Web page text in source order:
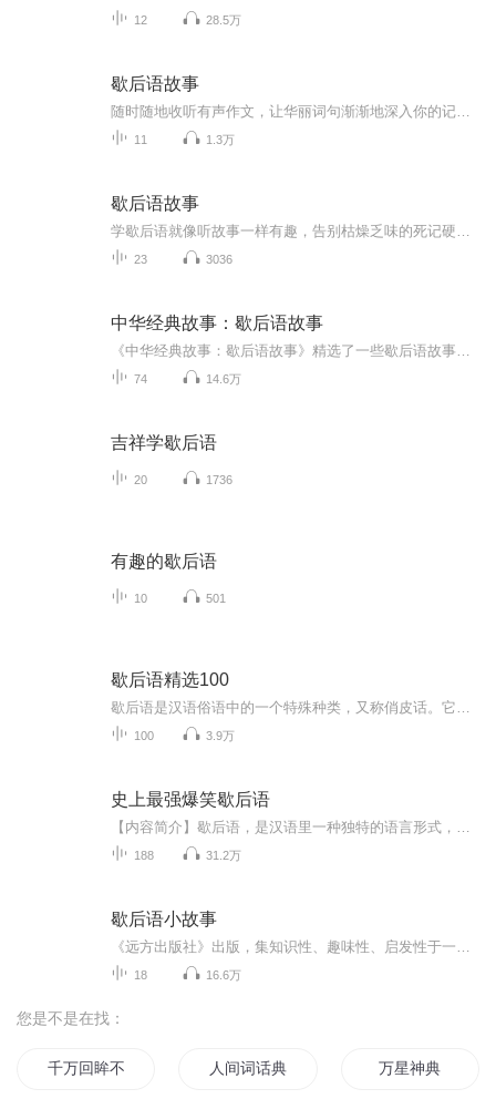
12 28.5万
歇后语故事
11 1.3万
歇后语故事
23 3036
中华经典故事：歇后语故事
74 14.6万
吉祥学歇后语
20 1736
有趣的歇后语
10 501
歇后语精选100
100 3.9万
史上最强爆笑歇后语
188 31.2万
歇后语小故事
18 16.6万
您是不是在找：
千万回眸不如一句你好 人间词话典评 万星神典